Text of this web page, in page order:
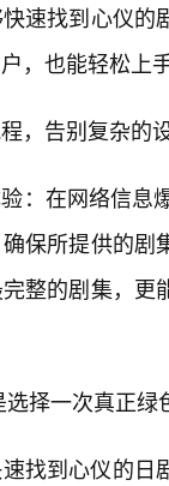
速找到心仪
，也能轻松上
，告别复杂的
：在网络信息
保所提供的
整的剧集，
择一次真正
速找到心仪的